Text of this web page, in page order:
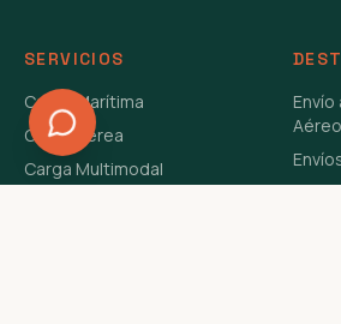
SERVICIOS
Carga Marítima
Carga Aérea
Carga Multimodal
Envío